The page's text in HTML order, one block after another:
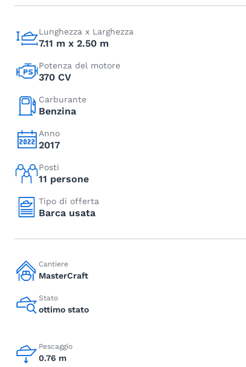
Lunghezza x Larghezza
7.11 m x 2.50 m
Potenza del motore
370 CV
Carburante
Benzina
Anno
2017
Posti
11 persone
Tipo di offerta
Barca usata
Cantiere
MasterCraft
Stato
ottimo stato
Pescaggio
0.76 m